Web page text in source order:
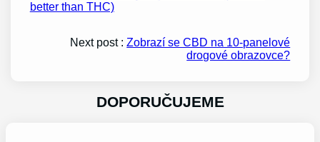
better than THC)
Next post :Zobrazí se CBD na 10-panelové
drogové obrazovce?
DOPORUČUJEME